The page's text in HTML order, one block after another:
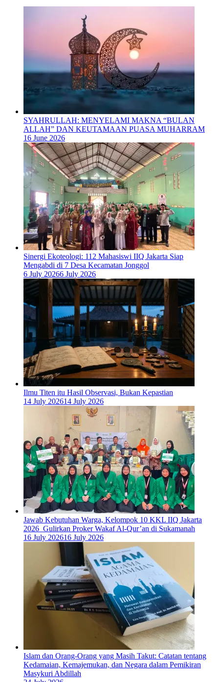
SYAHRULLAH: MENYELAMI MAKNA “BULAN
ALLAH” DAN KEUTAMAAN PUASA MUHARRAM
16 June 2026
‎Sinergi Ekoteologi: 112 Mahasiswi IIQ Jakarta Siap
Mengabdi di 7 Desa Kecamatan Jonggol
6 July 20266 July 2026
Ilmu Titen itu Hasil Observasi, Bukan Kepastian
14 July 202614 July 2026
Jawab Kebutuhan Warga, Kelompok 10 KKL IIQ Jakarta
2026 Gulirkan Proker Wakaf Al-Qur’an di Sukamanah
16 July 202616 July 2026
Islam dan Orang-Orang yang Masih Takut: Catatan tentang
Kedamaian, Kemajemukan, dan Negara dalam Pemikiran
Masykuri Abdillah